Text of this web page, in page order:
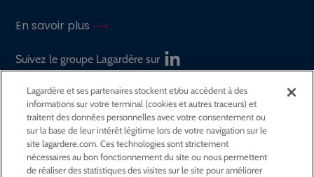
En savoir plus
Suivez le groupe Lagardère sur
GROUPE
ACTIVITÉS
Lagardère et ses partenaires stockent et/ou accèdent à des
informations sur votre terminal (cookies et autres traceurs) et
traitent des données personnelles avec votre consentement ou
sur la base de leur intérêt légitime lors de votre navigation sur le
site lagardere.com. Ces technologies sont strictement
nécessaires au bon fonctionnement du site ou nous permettent
de réaliser des statistiques des visites sur le site pour améliorer